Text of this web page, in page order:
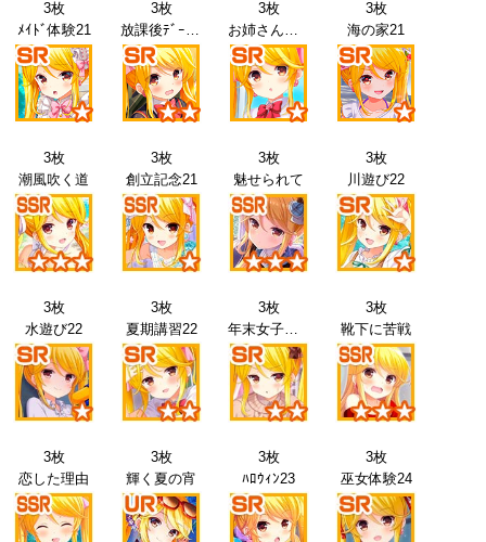
3枚
ﾒｲﾄﾞ体験21
3枚
放課後ﾃﾞｰﾄ21
3枚
お姉さんと21
3枚
海の家21
3枚
潮風吹く道
3枚
創立記念21
3枚
魅せられて
3枚
川遊び22
3枚
水遊び22
3枚
夏期講習22
3枚
年末女子会22
3枚
靴下に苦戦
3枚
恋した理由
3枚
輝く夏の宵
3枚
ﾊﾛｳｨﾝ23
3枚
巫女体験24